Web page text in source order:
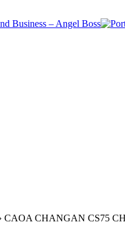
CAOA CHANGAN CS75